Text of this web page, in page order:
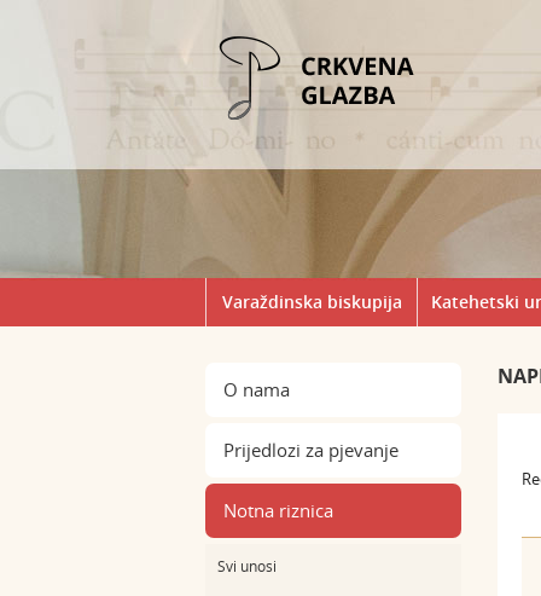
Varaždinska biskupija Katehetski
O nama
Prijedlozi za pjevanje
Notna riznica
Svi unosi